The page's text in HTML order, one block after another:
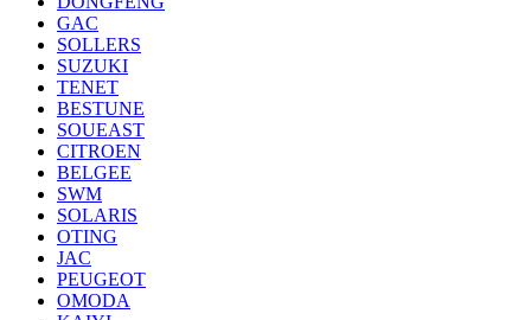
GAC
SOLLERS
SUZUKI
TENET
BESTUNE
SOUEAST
CITROEN
BELGEE
SWM
SOLARIS
OTING
JAC
PEUGEOT
OMODA